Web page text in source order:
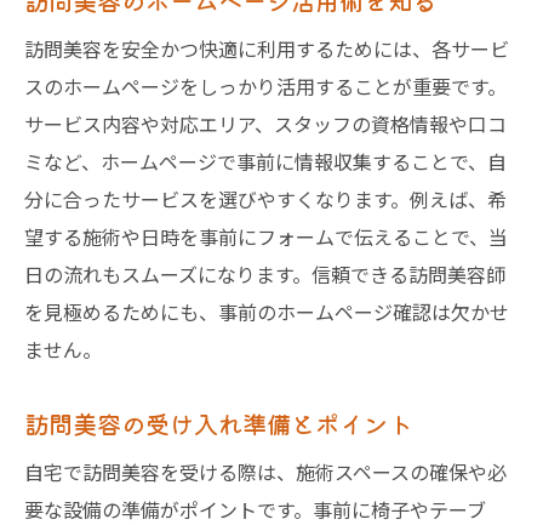
訪問美容利用後の満足度を高める方法
訪問美容師選びで押さえたい大切なポイント
信頼できる訪問美容師を見極めるコツ
訪問美容師の資格や実績のチェック法
口コミで探す訪問美容師選びのポイント
訪問美容師の対応力と技術力の判断基準
訪問美容師選びで失敗しないための注意
訪問美容師に安心して任せるための方法
訪問美容を東京都で上手に活用する方法
訪問美容のホームページで情報を集める
東京都で訪問美容を賢く比較するコツ
訪問美容を安全かつ快適に利用するためには、各サービ
スのホームページをしっかり活用することが重要です。
サービス内容や対応エリア、スタッフの資格情報や口コ
ミなど、ホームページで事前に情報収集することで、自
分に合ったサービスを選びやすくなります。例えば、希
望する施術や日時を事前にフォームで伝えることで、当
日の流れもスムーズになります。信頼できる訪問美容師
を見極めるためにも、事前のホームページ確認は欠かせ
ません。
訪問美容の受け入れ準備とポイント
自宅で訪問美容を受ける際は、施術スペースの確保や必
要な設備の準備がポイントです。事前に椅子やテーブ